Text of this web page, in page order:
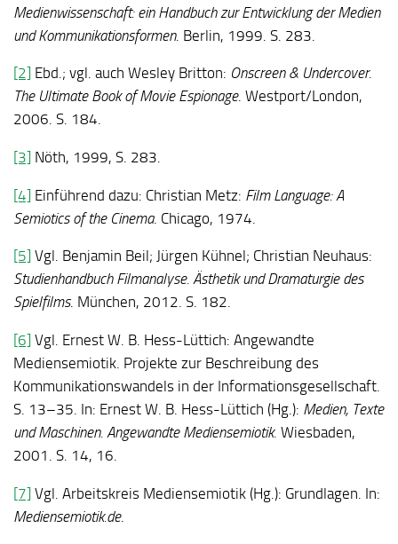
Medienwissenschaft: ein Handbuch zur Entwicklung der Medien
und Kommunikationsformen. Berlin, 1999. S. 283.
[2] Ebd.; vgl. auch Wesley Britton: Onscreen & Undercover.
The Ultimate Book of Movie Espionage. Westport/London,
2006. S. 184.
[3] Nöth, 1999, S. 283.
[4] Einführend dazu: Christian Metz: Film Language: A
Semiotics of the Cinema. Chicago, 1974.
[5] Vgl. Benjamin Beil; Jürgen Kühnel; Christian Neuhaus:
Studienhandbuch Filmanalyse. Ästhetik und Dramaturgie des
Spielfilms. München, 2012. S. 182.
[6] Vgl. Ernest W. B. Hess-Lüttich: Angewandte
Mediensemiotik. Projekte zur Beschreibung des
Kommunikationswandels in der Informationsgesellschaft.
S. 13–35. In: Ernest W. B. Hess-Lüttich (Hg.): Medien, Texte
und Maschinen. Angewandte Mediensemiotik. Wiesbaden,
2001. S. 14, 16.
[7] Vgl. Arbeitskreis Mediensemiotik (Hg.): Grundlagen. In:
Mediensemiotik.de.